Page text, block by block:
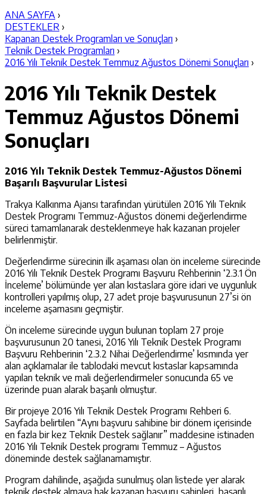
ANA SAYFA ›
DESTEKLER ›
Kapanan Destek Programları ve Sonuçları ›
Teknik Destek Programları ›
2016 Yılı Teknik Destek Temmuz Ağustos Dönemi Sonuçları ›
2016 Yılı Teknik Destek
Temmuz Ağustos Dönemi
Sonuçları
2016 Yılı Teknik Destek Temmuz-Ağustos Dönemi
Başarılı Başvurular Listesi
Trakya Kalkınma Ajansı tarafından yürütülen 2016 Yılı Teknik
Destek Programı Temmuz-Ağustos dönemi değerlendirme
süreci tamamlanarak desteklenmeye hak kazanan projeler
belirlenmiştir.
Değerlendirme sürecinin ilk aşaması olan ön inceleme sürecinde
2016 Yılı Teknik Destek Programı Başvuru Rehberinin ‘2.3.1 Ön
İnceleme’ bölümünde yer alan kıstaslara göre idari ve uygunluk
kontrolleri yapılmış olup, 27 adet proje başvurusunun 27’si ön
inceleme aşamasını geçmiştir.
Ön inceleme sürecinde uygun bulunan toplam 27 proje
başvurusunun 20 tanesi, 2016 Yılı Teknik Destek Programı
Başvuru Rehberinin ‘2.3.2 Nihai Değerlendirme’ kısmında yer
alan açıklamalar ile tablodaki mevcut kıstaslar kapsamında
yapılan teknik ve mali değerlendirmeler sonucunda 65 ve
üzerinde puan alarak başarılı olmuştur.
Bir projeye 2016 Yılı Teknik Destek Programı Rehberi 6.
Sayfada belirtilen “Aynı başvuru sahibine bir dönem içerisinde
en fazla bir kez Teknik Destek sağlanır” maddesine istinaden
2016 Yılı Teknik Destek programı Temmuz – Ağustos
döneminde destek sağlanamamıştır.
Program dahilinde, aşağıda sunulmuş olan listede yer alarak
teknik destek almaya hak kazanan başvuru sahipleri, başarılı